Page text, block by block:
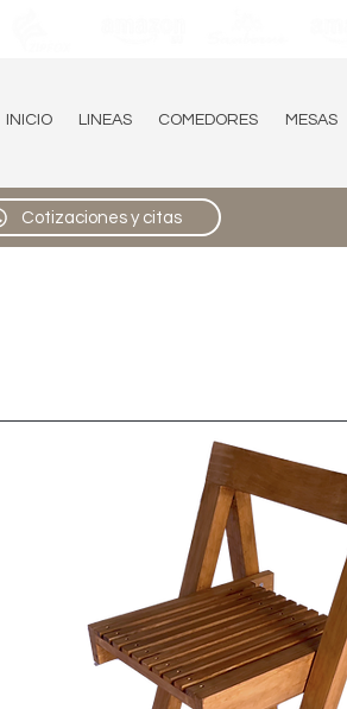
INICIO LINEAS COMEDORES MESAS
Cotizaciones y citas